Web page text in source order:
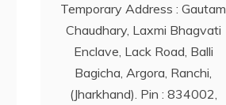
Temporary Address : Gautam
Chaudhary, Laxmi Bhagvati
Enclave, Lack Road, Balli
Bagicha, Argora, Ranchi,
(Jharkhand). Pin : 834002,